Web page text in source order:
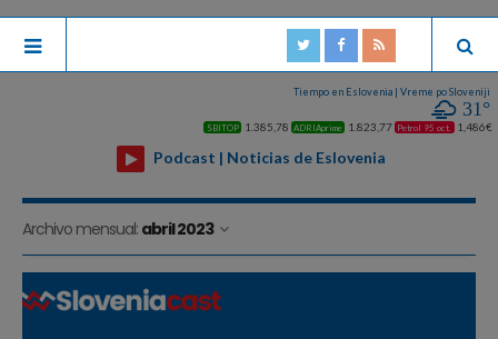
Tiempo en Eslovenia | Vreme po Sloveniji
31°
SBITOP 1.385,78 ADRIAprime 1.823,77 Petrol 95 oct. 1,486€
Podcast | Noticias de Eslovenia
Archivo mensual: abril 2023